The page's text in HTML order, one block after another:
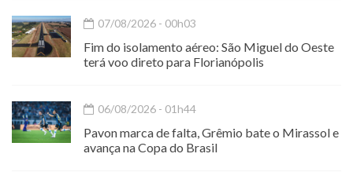
07/08/2026 - 00h03
Fim do isolamento aéreo: São Miguel do Oeste
terá voo direto para Florianópolis
06/08/2026 - 01h44
Pavon marca de falta, Grêmio bate o Mirassol e
avança na Copa do Brasil